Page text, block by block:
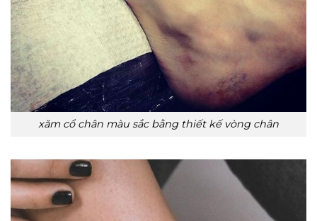
xăm cổ chân màu sắc bằng thiết kế vòng chân